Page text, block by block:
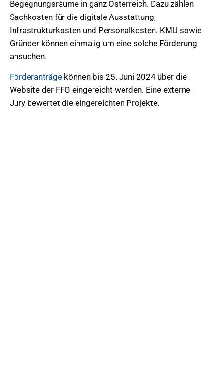
Begegnungsräume in ganz Österreich. Dazu zählen
Sachkosten für die digitale Ausstattung,
Infrastrukturkosten und Personalkosten. KMU sowie
Gründer können einmalig um eine solche Förderung
ansuchen.
Förderanträge können bis 25. Juni 2024 über die
Website der FFG eingereicht werden. Eine externe
Jury bewertet die eingereichten Projekte.